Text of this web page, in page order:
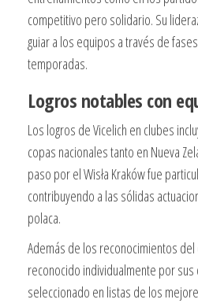
competitivo pero solidario. Su
guiar a los equipos a través de
temporadas.
Logros notables con
Los logros de Vicelich en clubes
copas nacionales tanto en Nueva
paso por el Wisła Kraków fue
contribuyendo a las sólidas
polaca.
Además de los reconocimientos
reconocido individualmente por
seleccionado en listas de los